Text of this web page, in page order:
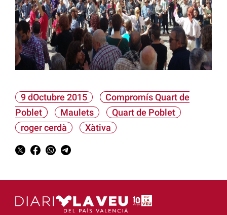
9 dOctubre 2015
Compromís Quart de
Poblet
Maulets
Quart de Poblet
roger cerdà
Xàtiva